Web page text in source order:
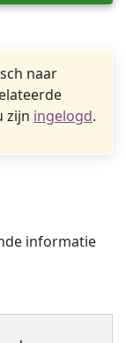
naar
zijn ingelogd.
informatie